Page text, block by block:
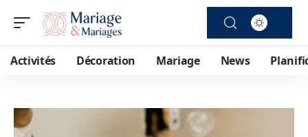
Activités Décoration Mariage News